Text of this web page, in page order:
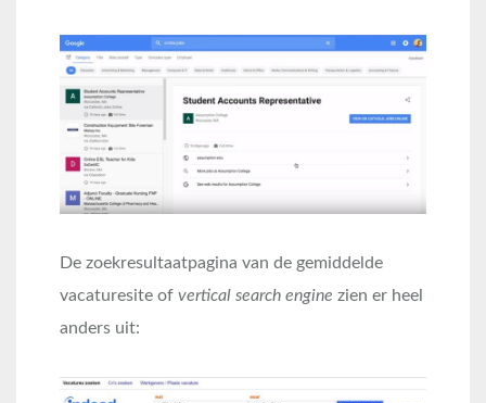
De zoekresultaatpagina van de gemiddelde
vacaturesite of vertical search engine zien er heel
anders uit: